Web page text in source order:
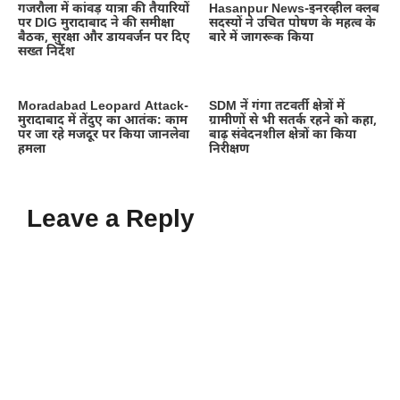
गजरौला में कांवड़ यात्रा की तैयारियों
पर DIG मुरादाबाद ने की समीक्षा
बैठक, सुरक्षा और डायवर्जन पर दिए
सख्त निर्देश
Hasanpur News-इनरव्हील क्लब
सदस्यों ने उचित पोषण के महत्व के
बारे में जागरूक किया
Moradabad Leopard Attack-
मुरादाबाद में तेंदुए का आतंक: काम
पर जा रहे मजदूर पर किया जानलेवा
हमला
SDM नें गंगा तटवर्ती क्षेत्रों में
ग्रामीणों से भी सतर्क रहने को कहा,
बाढ़ संवेदनशील क्षेत्रों का किया
निरीक्षण
Leave a Reply